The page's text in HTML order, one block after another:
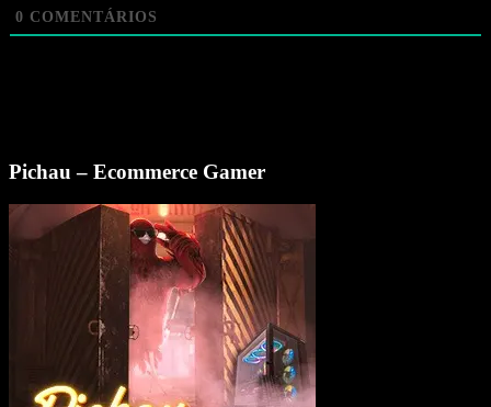
0 COMENTÁRIOS
Pichau – Ecommerce Gamer